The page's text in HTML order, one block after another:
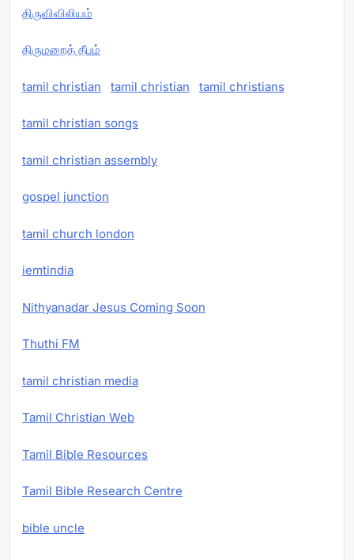
திருவிவிலியம்
திருமறைத் தீபம்
tamil christian tamil christian tamil christians
tamil christian songs
tamil christian assembly
gospel junction
tamil church london
iemtindia
Nithyanadar Jesus Coming Soon
Thuthi FM
tamil christian media
Tamil Christian Web
Tamil Bible Resources
Tamil Bible Research Centre
bible uncle